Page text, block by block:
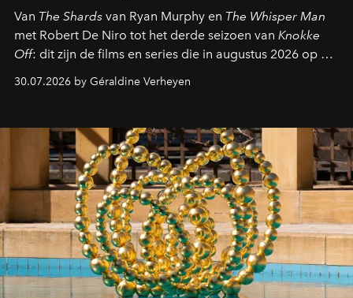
Van The Shards van Ryan Murphy en The Whisper Man
met Robert De Niro tot het derde seizoen van Knokke
Off: dit zijn de films en series die in augustus 2026 op de
streamingplatformen verschijnen.
30.07.2026 by Géraldine Verheyen